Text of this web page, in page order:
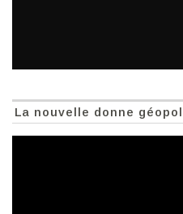
La nouvelle donne